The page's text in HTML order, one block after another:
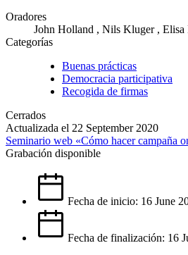
Oradores
John Holland , Nils Kluger , Elisa
Categorías
Buenas prácticas
Democracia participativa
Recogida de firmas
Cerrados
Actualizada el 22 September 2020
Seminario web «Cómo hacer campaña
Grabación disponible
Fecha de inicio: 16 June
Fecha de finalización: 16